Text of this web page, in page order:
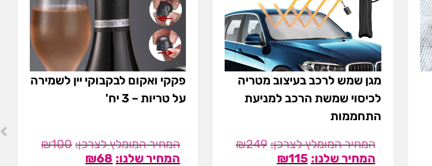
מגן שמש לרכב בעיצוב מטריה
לכיסוי שמשת הרכב למניעת
התחממות
₪249
₪115
פקקי ואקום לבקבוקי יין לשמירה
על טריות – 3 יח'
₪100
₪68